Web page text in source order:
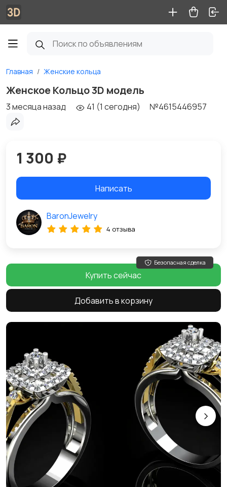
Главная Женские кольца
Женское Кольцо 3D модель
3 месяца назад 41 (1 сегодня) №4615446957
1 300 ₽
Написать
BaronJewelry
4 отзыва
Безопасная сделка
Купить сейчас
Добавить в корзину